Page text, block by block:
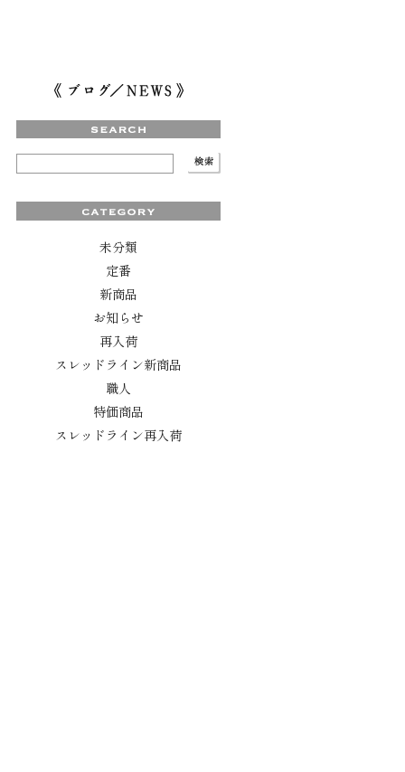
未分類
定番
新商品
お知らせ
再入荷
スレッドライン新商品
職人
特価商品
スレッドライン再入荷